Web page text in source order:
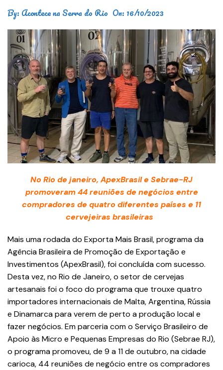
By: Acontece na Serra do Rio On: 16/10/2023
No Rio de janeiro, ApexBrasil e Sebrae-RJ
promoveram 44 reuniões de negócios entre
compradores de quatro diferentes países e 11
cervejeiras brasileiras
Mais uma rodada do Exporta Mais Brasil, programa da
Agência Brasileira de Promoção de Exportação e
Investimentos (ApexBrasil), foi concluída com sucesso.
Desta vez, no Rio de Janeiro, o setor de cervejas
artesanais foi o foco do programa que trouxe quatro
importadores internacionais de Malta, Argentina, Rússia
e Dinamarca para verem de perto a produção local e
fazer negócios. Em parceria com o Serviço Brasileiro de
Apoio às Micro e Pequenas Empresas do Rio (Sebrae RJ),
o programa promoveu, de 9 a 11 de outubro, na cidade
carioca, 44 reuniões de negócio entre os compradores